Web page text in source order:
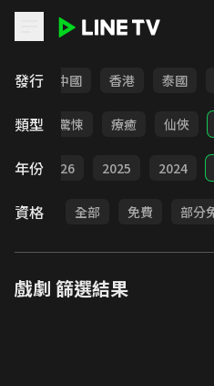
發行
韓國 中國 香港 泰國
類型
奇幻 驚悚 療癒 仙俠
年份
部 2026 2025 2024
資格 全部 免費 部分
戲劇 篩選結果